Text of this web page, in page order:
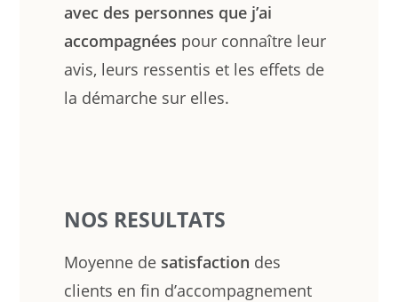
avec des personnes que j’ai
accompagnées pour connaître leur
avis, leurs ressentis et les effets de
la démarche sur elles.
NOS RESULTATS
Moyenne de satisfaction des
clients en fin d’accompagnement